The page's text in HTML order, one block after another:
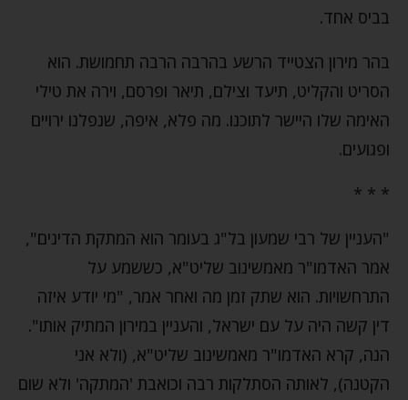
בביס אחד.
בהר מירון הצטייד הרשע בהרבה הרבה תחמושת. הוא
הסריט והקליט, תיעד וצילם, תיאר ופרסם, וירה את טילי
האימה שלו היישר לתוכנו. מה פלא, איפה, שנפלנו ירויים
ופגועים.
* * *
"העניין של רבי שמעון בל"ג בעומר הוא המתקת הדינים",
אמר האדמו"ר מאמשינוב שליט"א, כששמע על
התרחשויות. הוא שתק זמן מה ואחר אמר, "מי יודע איזה
דין קשה היה על עם ישראל, והעניין במירון המתיק אותו".
הנה, קרא האדמו"ר מאמשינוב שליט"א, (ולא אני
הקטנה), לאותה הסתלקות רבה וכואבת 'המתקה' ולא שום